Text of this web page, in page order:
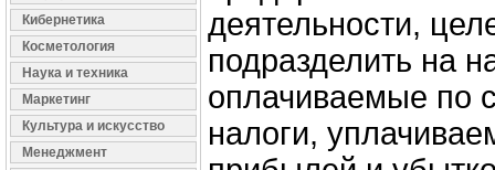
Кибернетика
Косметология
Наука и техника
Маркетинг
Культура и искусство
Менеджмент
деятельности,
подразделить на
оплачиваемые по
налоги,